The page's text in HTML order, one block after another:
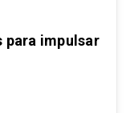
para impulsar